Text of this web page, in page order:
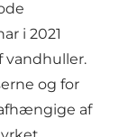
i 2021
vandhuller.
og for
af